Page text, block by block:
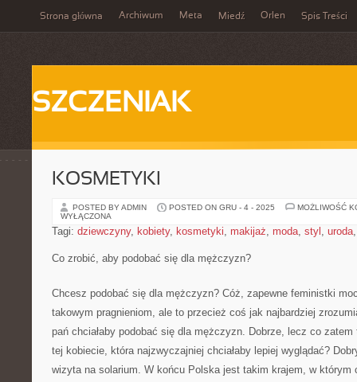
Strona główna Archiwum Meta Miedź Orlen Spis Treści
SZCZENIAK
KOSMETYKI
POSTED BY ADMIN POSTED ON GRU - 4 - 2025
MOŻLIWOŚĆ
WYŁĄCZONA
Tagi: dziewczyny, kobiety, kosmetyki, makijaż, moda, styl , uroda
Co zrobić, aby podobać się dla mężczyzn?
Chcesz podobać się dla mężczyzn? Cóż, zapewne feministki
takowym pragnieniom, ale to przecież coś jak najbardziej
pań chciałaby podobać się dla mężczyzn. Dobrze, lecz co
tej kobiecie, która najzwyczajniej chciałaby lepiej wyglądać?
wizyta na solarium. W końcu Polska jest takim krajem, w którym